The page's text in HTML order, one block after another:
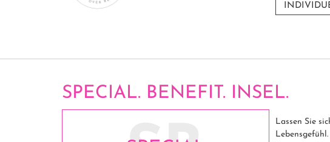
SPECIAL. BENEFIT. INSEL.
Lassen Sie